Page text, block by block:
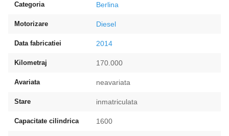
Categoria Berlina
Motorizare Diesel
Data fabricatiei 2014
Kilometraj 170.000
Avariata neavariata
Stare inmatriculata
Capacitate cilindrica 1600